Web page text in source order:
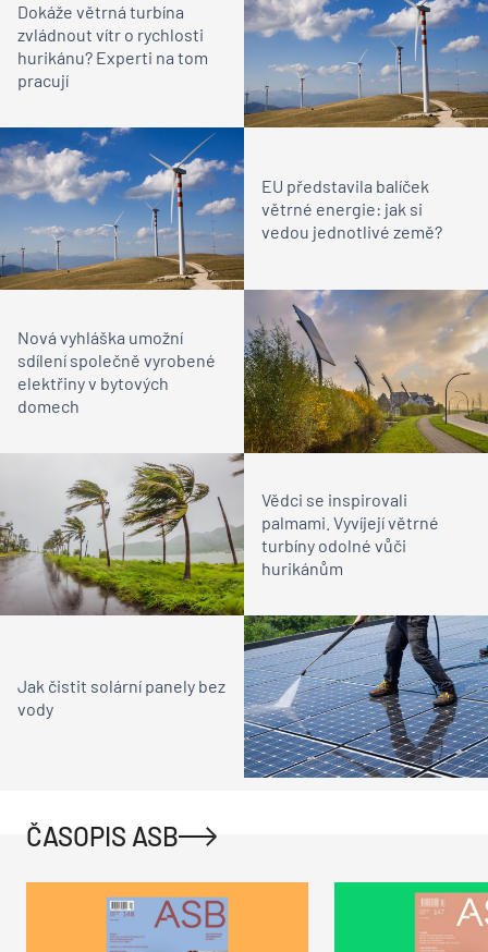
Dokáže větrná turbína
zvládnout vítr o rychlosti
hurikánu? Experti na tom
pracují
EU představila balíček
větrné energie: jak si
vedou jednotlivé země?
Nová vyhláška umožní
sdílení společně vyrobené
elektřiny v bytových
domech
Vědci se inspirovali
palmami. Vyvíjejí větrné
turbíny odolné vůči
hurikánům
Jak čistit solární panely bez
vody
ČASOPIS ASB